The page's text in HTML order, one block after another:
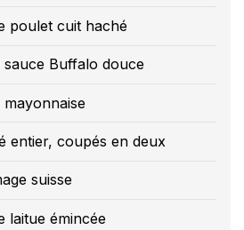
poulet cuit haché
sauce Buffalo douce
mayonnaise
entier, coupés en deux
suisse
laitue émincée